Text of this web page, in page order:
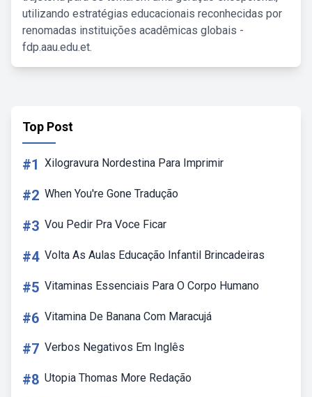
utilizando estratégias educacionais reconhecidas por
renomadas instituições acadêmicas globais -
fdp.aau.edu.et.
Top Post
#1 Xilogravura Nordestina Para Imprimir
#2 When You're Gone Tradução
#3 Vou Pedir Pra Voce Ficar
#4 Volta As Aulas Educação Infantil Brincadeiras
#5 Vitaminas Essenciais Para O Corpo Humano
#6 Vitamina De Banana Com Maracujá
#7 Verbos Negativos Em Inglês
#8 Utopia Thomas More Redação